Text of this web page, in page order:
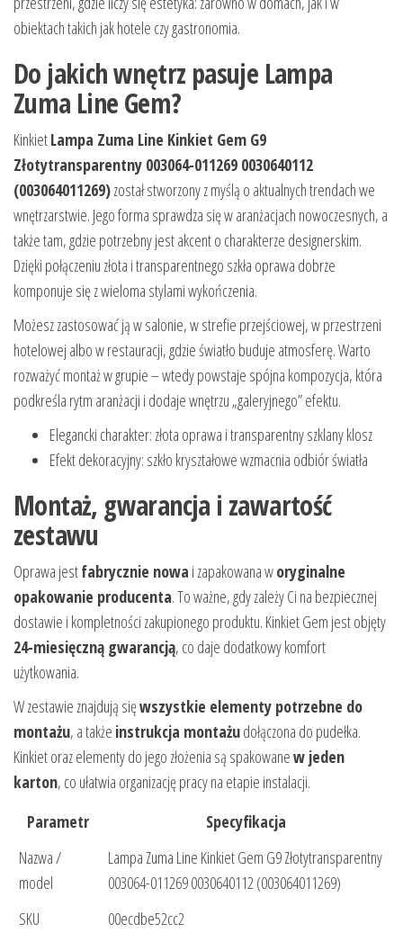
obiektach takich jak hotele czy gastronomia.
Do jakich wnętrz pasuje Lampa
Zuma Line Gem?
KinkietLampa Zuma Line Kinkiet Gem G9
Złotytransparentny 003064-011269 0030640112
(003064011269)został stworzony z myślą o aktualnych trendach we
wnętrzarstwie. Jego forma sprawdza się w aranżacjach nowoczesnych, a
także tam, gdzie potrzebny jest akcent o charakterze designerskim.
Dzięki połączeniu złota i transparentnego szkła oprawa dobrze
komponuje się z wieloma stylami wykończenia.
Możesz zastosować ją w salonie, w strefie przejściowej, w przestrzeni
hotelowej albo w restauracji, gdzie światło buduje atmosferę. Warto
rozważyć montaż w grupie – wtedy powstaje spójna kompozycja, która
podkreśla rytm aranżacji i dodaje wnętrzu „galeryjnego” efektu.
Elegancki charakter: złota oprawa i transparentny szklany klosz
Efekt dekoracyjny: szkło kryształowe wzmacnia odbiór światła
Montaż, gwarancja i zawartość
zestawu
Oprawa jestfabrycznie nowa i zapakowana woryginalne
opakowanie producenta. To ważne, gdy zależy Ci na bezpiecznej
dostawie i kompletności zakupionego produktu. Kinkiet Gem jest objęty
24-miesięczną gwarancją, co daje dodatkowy komfort
użytkowania.
W zestawie znajdują sięwszystkie elementy potrzebne do
montażu, a także instrukcja montażudołączona do pudełka.
Kinkiet oraz elementy do jego złożenia są spakowanew jeden
karton, co ułatwia organizację pracy na etapie instalacji.
Parametr
Specyfikacja
Nazwa /
model
Lampa Zuma Line Kinkiet Gem G9 Złotytransparentny
003064-011269 0030640112 (003064011269)
SKU
00ecdbe52cc2